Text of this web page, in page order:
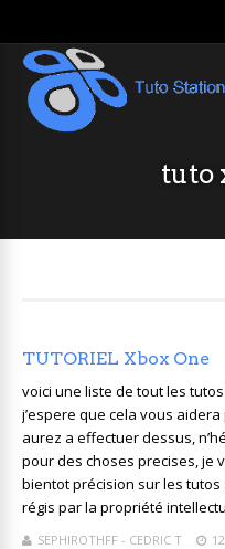
tuto
TUTORIEL Xbox One
voici une liste de tout les
j’espere que cela vous
aurez a effectuer dessus,
pour des choses precises, je
bientot précision sur les
régis par la propriété
SEPHIROTHFF - CEDRIC T